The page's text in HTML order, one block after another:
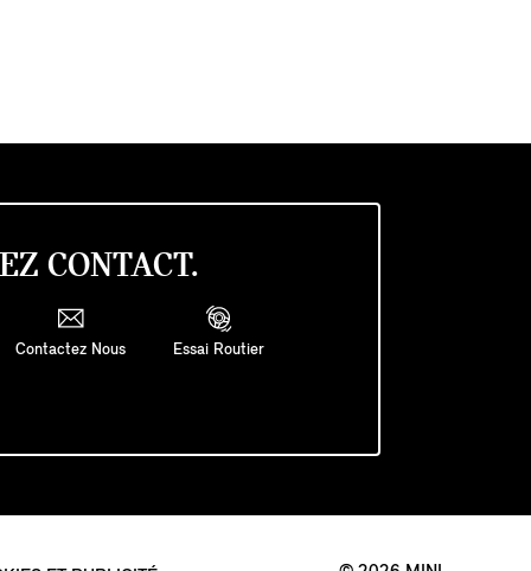
CONTACT.
Contactez Nous Essai Routier